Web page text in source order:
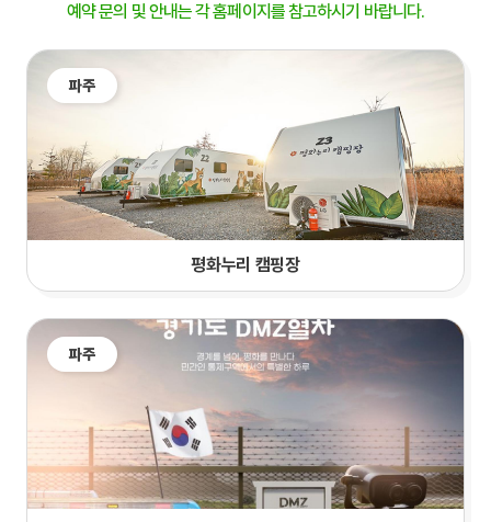
예약 문의 및 안내는 각 홈페이지를 참고하시기 바랍니다.
파주
평화누리 캠핑장
파주